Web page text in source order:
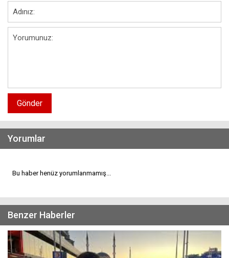
Gönder
Yorumlar
Bu haber henüz yorumlanmamış...
Benzer Haberler